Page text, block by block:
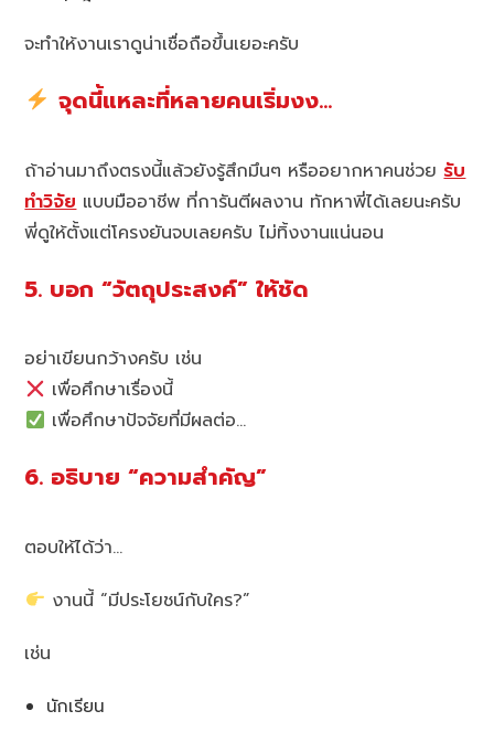
จะทำให้งานเราดูน่าเชื่อถือขึ้นเยอะครับ
จุดนี้แหละที่หลายคนเริ่มงง…
ถ้าอ่านมาถึงตรงนี้แล้วยังรู้สึกมึนๆ หรืออยากหาคนช่วย รับ
ทำวิจัย แบบมืออาชีพ ที่การันตีผลงาน ทักหาพี่ได้เลยนะครับ
พี่ดูให้ตั้งแต่โครงยันจบเลยครับ ไม่ทิ้งงานแน่นอน
5. บอก “วัตถุประสงค์” ให้ชัด
อย่าเขียนกว้างครับ เช่น
เพื่อศึกษาเรื่องนี้
เพื่อศึกษาปัจจัยที่มีผลต่อ…
6. อธิบาย “ความสำคัญ”
ตอบให้ได้ว่า…
งานนี้ “มีประโยชน์กับใคร?”
เช่น
นักเรียน